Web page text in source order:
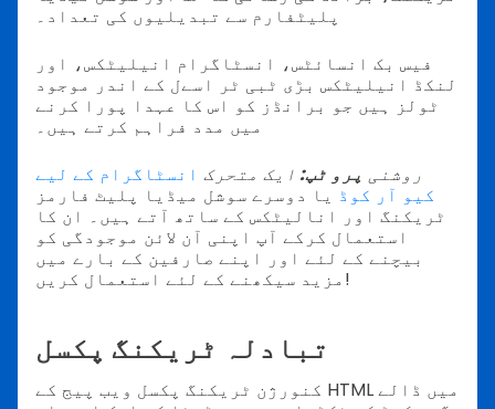
پلیٹفارم سے تبدیلیوں کی تعداد۔
فیس بک انسائٹس، انسٹاگرام انیلیٹکس، اور
لنکڈ انیلیٹکس بڑی ٹبی ٹر اسےل کے اندر موجود
ٹولز ہیں جو برانڈز کو اس کا عہدا پورا کرنے
میں مدد فراہم کرتے ہیں۔
روشنی پرو ٹپ: ایک متحرک انسٹاگرام کے لیے
کیو آر کوڈ یا دوسرے سوشل میڈیا پلیٹ فارمز
ٹریکنگ اور انالیٹکس کے ساتھ آتے ہیں۔ ان کا
استعمال کرکے آپ اپنی آن لائن موجودگی کو
بیچنے کے لئے اور اپنے صارفین کے بارے میں
مزید سیکھنے کے لئے استعمال کریں!
تبادلہ ٹریکنگ پکسل
کنورژن ٹریکنگ پکسل ویب پیج کے HTML میں ڈالے